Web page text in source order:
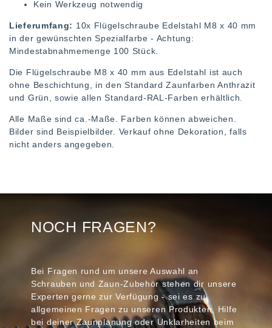
Kein Werkzeug notwendig
Lieferumfang: 10x Flügelschraube Edelstahl M8 x 40 mm
in der gewünschten Spezialfarbe - Achtung:
Mindestabnahmemenge 100 Stück.
Die Flügelschraube M8 x 40 mm aus Edelstahl ist auch
ohne Beschichtung, in den Standard Zaunfarben Anthrazit
und Grün, sowie allen Standard-RAL-Farben erhältlich.
Alle Maße sind ca.-Maße. Farben können abweichen.
Bilder sind Beispielbilder. Verkauf ohne Dekoration, falls
nicht anders angegeben.
NOCH FRAGEN?
Bei Fragen rund um unsere Auswahl an
Schrauben und Zaun-Zubehör stehen dir unsere
Experten gerne zur Verfügung - sei es zu
allgemeinen Fragen zu unseren Produkten, Hilfe
bei deiner Zaunplanung oder Unklarheiten beim